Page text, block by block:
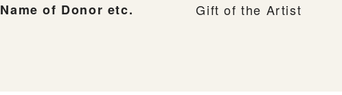
Name of Donor etc.
Gift of the Artist